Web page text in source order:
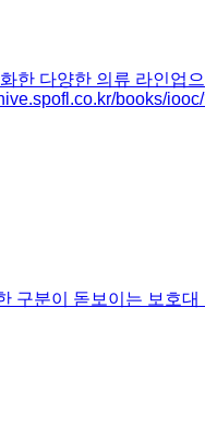
다양한 의류 라인업
books/
분이 돋보이는 보호